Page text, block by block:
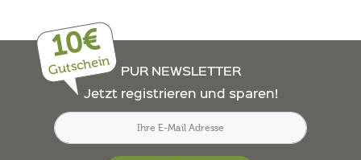
10€
Gutschein
PUR NEWSLETTER
Jetzt registrieren und sparen!